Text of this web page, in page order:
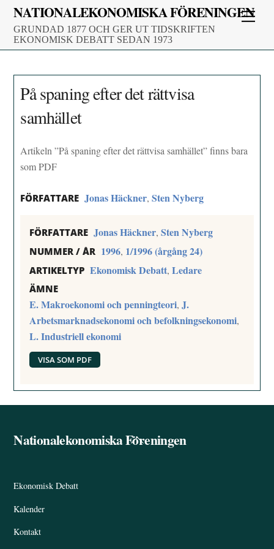
Skip
content
NATIONALEKONOMISKA FÖRENINGEN
GRUNDAD 1877 OCH GER UT TIDSKRIFTEN
EKONOMISK DEBATT SEDAN 1973
På spaning efter det rättvisa
samhället
Artikeln ”På spaning efter det rättvisa samhället” finns bara
som PDF
FÖRFATTARE Jonas Häckner,Sten Nyberg
FÖRFATTARE Jonas Häckner,Sten Nyberg
NUMMER / ÅR 1996, 1/1996 (årgång 24)
ARTIKELTYP Ekonomisk Debatt,Ledare
ÄMNE
E. Makroekonomi och penningteori,J.
Arbetsmarknadsekonomi och befolkningsekonomi,
L. Industriell ekonomi
VISA SOM PDF
Back
Nationalekonomiska Föreningen
Ekonomisk Debatt
Kalender
Kontakt